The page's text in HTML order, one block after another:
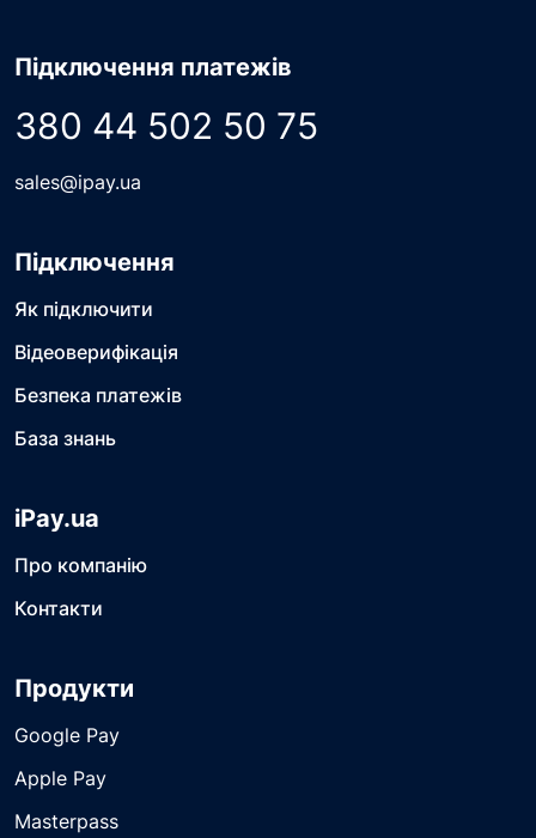
Підключення платежів
380 44 502 50 75
sales@ipay.ua
Підключення
Як підключити
Відеоверифікація
Безпека платежів
База знань
iPay.ua
Про компанію
Контакти
Продукти
Google Pay
Apple Pay
Masterpass